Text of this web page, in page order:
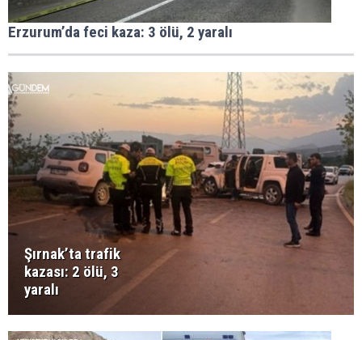
Erzurum’da feci kaza: 3 ölü, 2 yaralı
Şırnak’ta trafik
kazası: 2 ölü, 3
yaralı